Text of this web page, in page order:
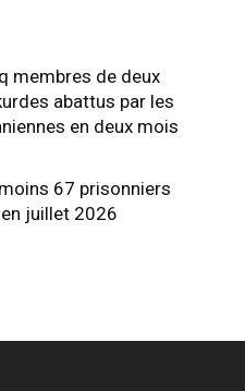
membres de deux
abattus par les
en deux mois
67 prisonniers
juillet 2026